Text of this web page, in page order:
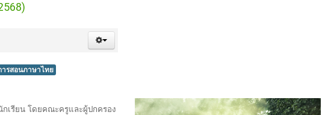
ารสอนภาษาไทย
กเรียน โดยคณะครูและผู้ปกครอง